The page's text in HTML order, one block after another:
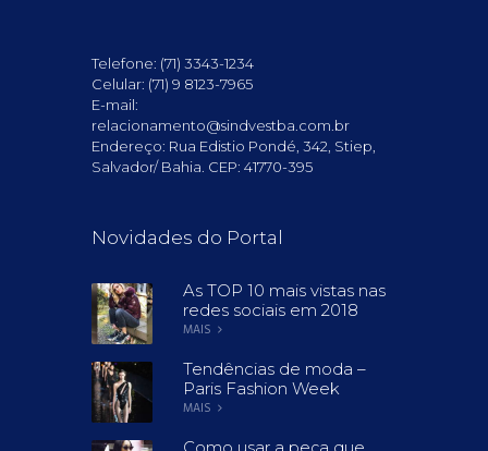
Telefone: (71) 3343-1234
Celular: (71) 9 8123-7965
E-mail:
relacionamento@sindvestba.com.br
Endereço: Rua Edistio Pondé, 342, Stiep,
Salvador/ Bahia. CEP: 41770-395
Novidades do Portal
As TOP 10 mais vistas nas
redes sociais em 2018
MAIS
Tendências de moda –
Paris Fashion Week
MAIS